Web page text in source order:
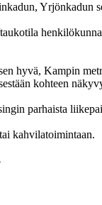
Yrjönkadun
hyvä, Kampin
kohteen
parhaista
kahvilatoimintaan.